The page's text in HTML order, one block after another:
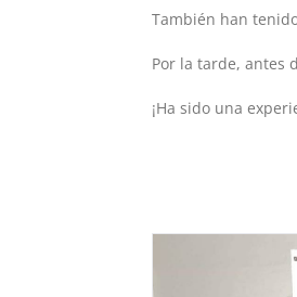
También han
Por la tarde, antes
¡Ha sido una